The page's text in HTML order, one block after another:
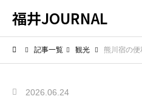
福井JOURNAL
記事一覧 観光 熊川宿の便利な駐
2026.06.24